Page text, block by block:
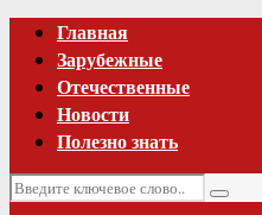
Главная
Зарубежные
Отечественные
Новости
Полезно знать
Искать:
Поиск